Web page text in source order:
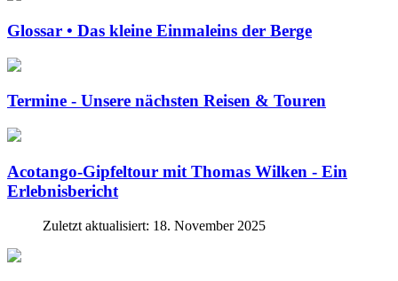
Glossar • Das kleine Einmaleins der Berge
Termine - Unsere nächsten Reisen & Touren
Acotango-Gipfeltour mit Thomas Wilken - Ein
Erlebnisbericht
Zuletzt aktualisiert: 18. November 2025